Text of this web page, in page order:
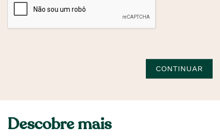
CONTINUAR
Descobre mais